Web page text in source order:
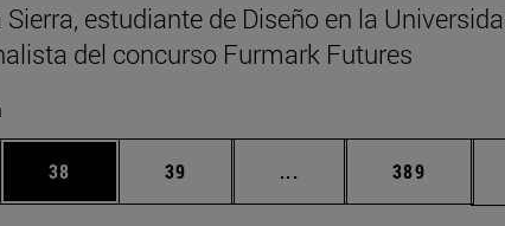
estudiante de Diseño en la
del concurso Furmark Futures
Use TAB para desplazarse.
Página
38 Página
39 ... Páginas intermedias
Página
389